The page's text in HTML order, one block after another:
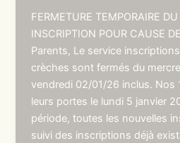
FERMETURE TEMPORAIRE
INSCRIPTION POUR CAUSE
Parents, Le service
crèches sont fermés du
vendredi 02/01/26 inclus. Nos
leurs portes le lundi 5 janvier
période, toutes les nouvelles
suivi des inscriptions déjà